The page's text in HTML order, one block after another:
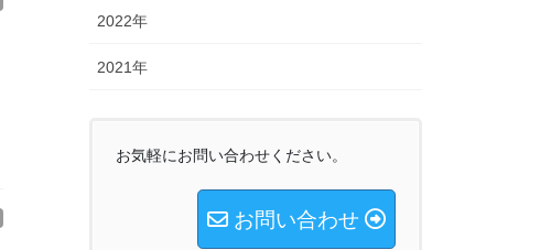
2022年
2021年
お気軽にお問い合わせください。
お問い合わせ